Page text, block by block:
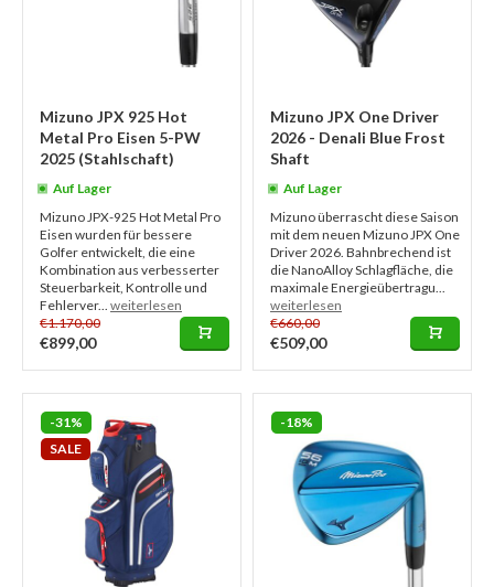
Mizuno JPX 925 Hot
Metal Pro Eisen 5-PW
2025 (Stahlschaft)
Auf Lager
Mizuno JPX-925 Hot Metal Pro
Eisen wurden für bessere
Golfer entwickelt, die eine
Kombination aus verbesserter
Steuerbarkeit, Kontrolle und
Fehlerver... weiterlesen
€1.170,00
€899,00
Mizuno JPX One Driver
2026 - Denali Blue Frost
Shaft
Auf Lager
Mizuno überrascht diese Saison
mit dem neuen Mizuno JPX One
Driver 2026. Bahnbrechend ist
die NanoAlloy Schlagfläche, die
maximale Energieübertragu...
weiterlesen
€660,00
€509,00
-31%
SALE
-18%